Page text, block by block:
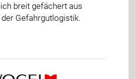
breit gefächert aus
der Gefahrgutlogistik.